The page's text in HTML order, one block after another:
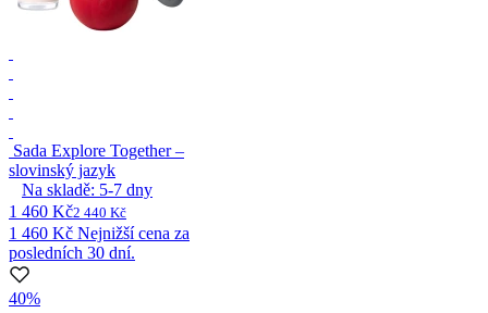
Sada Explore Together –
slovinský jazyk
Na skladě: 5-7 dny
1 460 Kč2 440 Kč
1 460 Kč Nejnižší cena za
posledních 30 dní.
40%